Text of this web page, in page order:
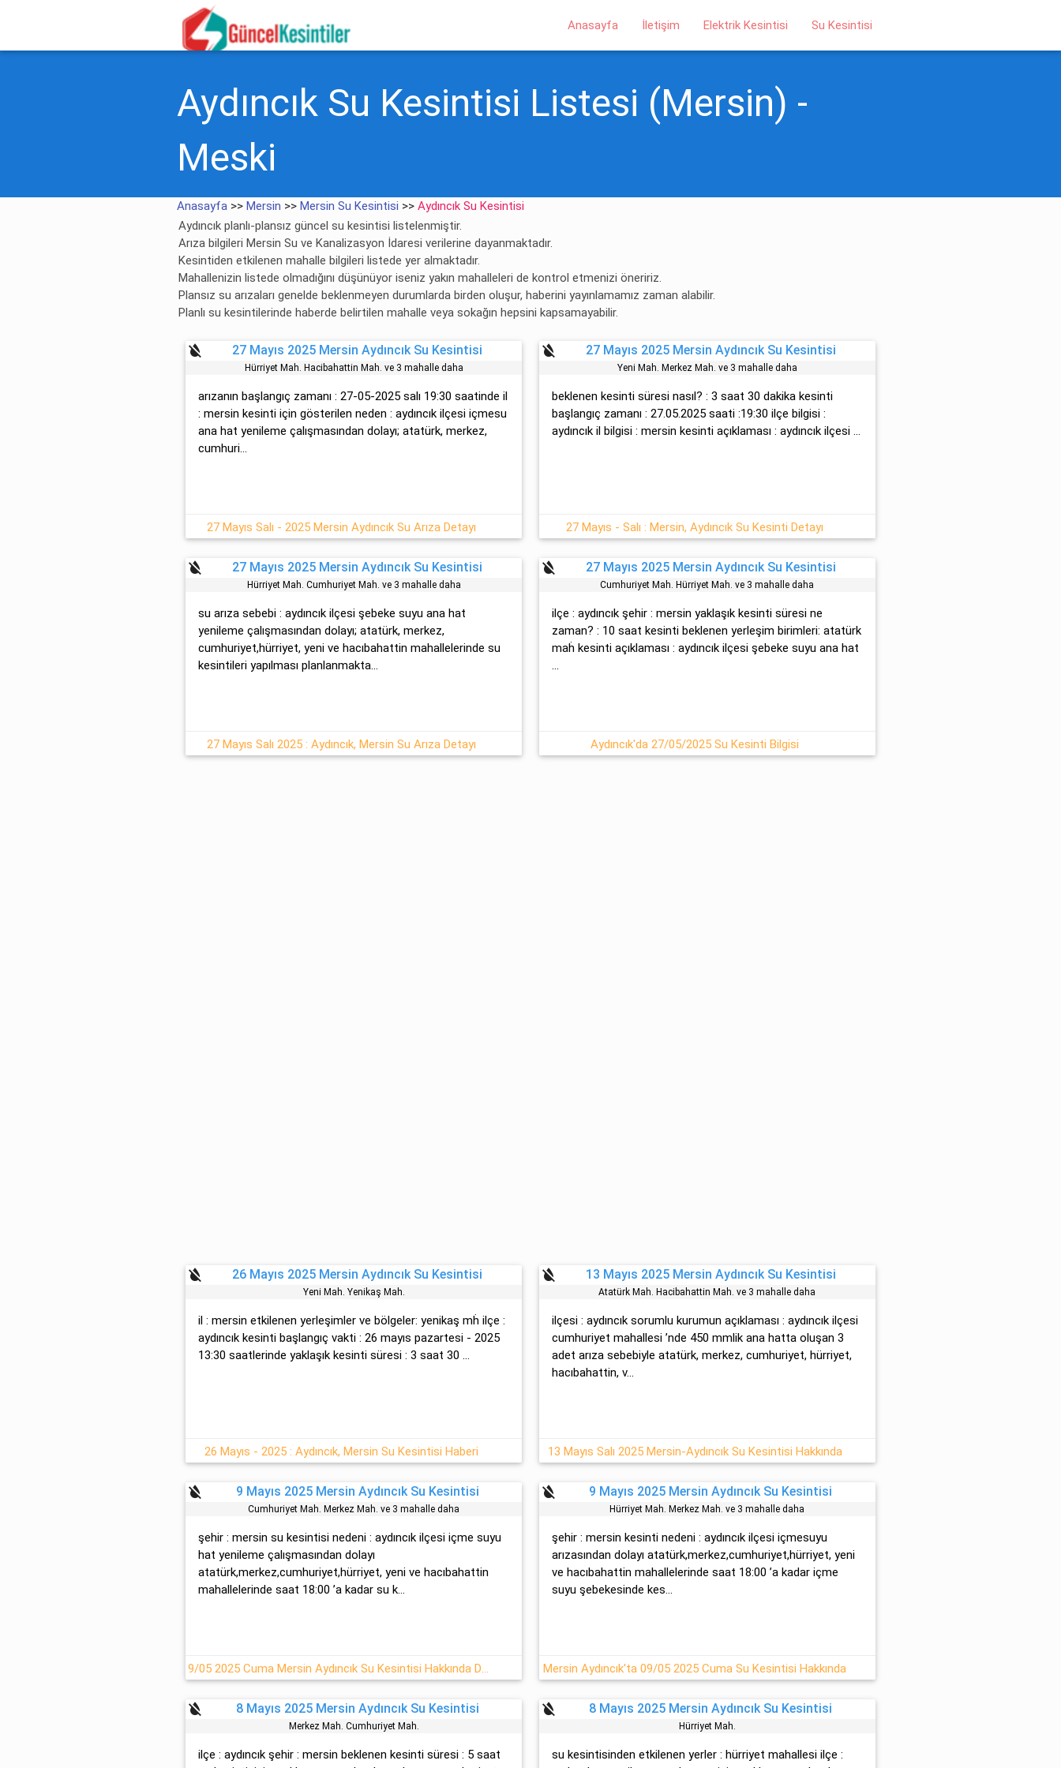
Anasayfa İletişim Elektrik Kesintisi Su Kesintisi
Aydıncık Su Kesintisi Listesi (Mersin) -
Meski
Anasayfa >>Mersin >>Mersin Su Kesintisi >>Aydıncık Su Kesintisi
Aydıncık planlı-plansız güncel su kesintisi listelenmiştir.
Arıza bilgileri Mersin Su ve Kanalizasyon İdaresi verilerine dayanmaktadır.
Kesintiden etkilenen mahalle bilgileri listede yer almaktadır.
Mahallenizin listede olmadığını düşünüyor iseniz yakın mahalleleri de kontrol etmenizi öneririz.
Plansız su arızaları genelde beklenmeyen durumlarda birden oluşur, haberini yayınlamamız zaman alabilir.
Planlı su kesintilerinde haberde belirtilen mahalle veya sokağın hepsini kapsamayabilir.
format_color_reset 27 Mayıs 2025 Mersin Aydıncık Su Kesintisi
Hürri̇yet Mah. Hacibahatti̇n Mah. ve 3 mahalle daha
arızanın başlangıç zamanı : 27-05-2025 salı 19:30 saatinde il
: mersin kesinti için gösterilen neden : aydıncık ilçesi içmesu
ana hat yenileme çalışmasından dolayı; atatürk, merkez,
cumhuri...
27 Mayıs Salı - 2025 Mersin Aydıncık Su Arıza Detayı
format_color_reset 27 Mayıs 2025 Mersin Aydıncık Su Kesintisi
Yeni̇ Mah. Merkez Mah. ve 3 mahalle daha
beklenen kesinti süresi nasıl? : 3 saat 30 dakika kesinti
başlangıç zamanı : 27.05.2025 saati :19:30 ilçe bilgisi :
aydıncık il bilgisi : mersin kesinti açıklaması : aydıncık ilçesi ...
27 Mayıs - Salı : Mersin, Aydıncık Su Kesinti Detayı
format_color_reset 27 Mayıs 2025 Mersin Aydıncık Su Kesintisi
Hürri̇yet Mah. Cumhuri̇yet Mah. ve 3 mahalle daha
su arıza sebebi : aydıncık ilçesi şebeke suyu ana hat
yenileme çalışmasından dolayı; atatürk, merkez,
cumhuriyet,hürriyet, yeni ve hacıbahattin mahallelerinde su
kesintileri yapılması planlanmakta...
27 Mayıs Salı 2025 : Aydıncık, Mersin Su Arıza Detayı
format_color_reset 27 Mayıs 2025 Mersin Aydıncık Su Kesintisi
Cumhuri̇yet Mah. Hürri̇yet Mah. ve 3 mahalle daha
ilçe : aydıncık şehir : mersin yaklaşık kesinti süresi ne
zaman? : 10 saat kesinti beklenen yerleşim birimleri: atatürk
maḣ kesinti açıklaması : aydıncık ilçesi şebeke suyu ana hat
...
Aydıncık'da 27/05/2025 Su Kesinti Bilgisi
format_color_reset 26 Mayıs 2025 Mersin Aydıncık Su Kesintisi
Yeni̇ Mah. Yeni̇kaş Mah.
il : mersin etkilenen yerleşimler ve bölgeler: yeni̇kaş mḣ ilçe :
aydıncık kesinti başlangıç vakti : 26 mayıs pazartesi - 2025
13:30 saatlerinde yaklaşık kesinti süresi : 3 saat 30 ...
26 Mayıs - 2025 : Aydıncık, Mersin Su Kesintisi Haberi
format_color_reset 13 Mayıs 2025 Mersin Aydıncık Su Kesintisi
Atatürk Mah. Hacibahatti̇n Mah. ve 3 mahalle daha
ilçesi : aydıncık sorumlu kurumun açıklaması : aydıncık ilçesi
cumhuriyet mahallesi ’nde 450 mmlik ana hatta oluşan 3
adet arıza sebebiyle atatürk, merkez, cumhuriyet, hürriyet,
hacıbahattin, v...
13 Mayıs Salı 2025 Mersin-Aydıncık Su Kesintisi Hakkında
format_color_reset 9 Mayıs 2025 Mersin Aydıncık Su Kesintisi
Cumhuri̇yet Mah. Merkez Mah. ve 3 mahalle daha
şehir : mersin su kesintisi nedeni : aydıncık ilçesi içme suyu
hat yenileme çalışmasından dolayı
atatürk,merkez,cumhuriyet,hürriyet, yeni ve hacıbahattin
mahallelerinde saat 18:00 ’a kadar su k...
9/05 2025 Cuma Mersin Aydıncık Su Kesintisi Hakkında Detaylar
format_color_reset 9 Mayıs 2025 Mersin Aydıncık Su Kesintisi
Hürri̇yet Mah. Merkez Mah. ve 3 mahalle daha
şehir : mersin kesinti nedeni : aydıncık ilçesi içmesuyu
arızasından dolayı atatürk,merkez,cumhuriyet,hürriyet, yeni
ve hacıbahattin mahallelerinde saat 18:00 ’a kadar içme
suyu şebekesinde kes...
Mersin Aydıncık'ta 09/05 2025 Cuma Su Kesintisi Hakkında
format_color_reset 8 Mayıs 2025 Mersin Aydıncık Su Kesintisi
Merkez Mah. Cumhuri̇yet Mah.
ilçe : aydıncık şehir : mersin beklenen kesinti süresi : 5 saat
format_color_reset 8 Mayıs 2025 Mersin Aydıncık Su Kesintisi
Hürri̇yet Mah.
su kesintisinden etkilenen yerler : hürri̇yet mahallesi̇ ilçe :